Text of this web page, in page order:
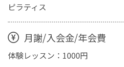
ピラティス
月謝/入会金/年会費
体験レッスン：1000円